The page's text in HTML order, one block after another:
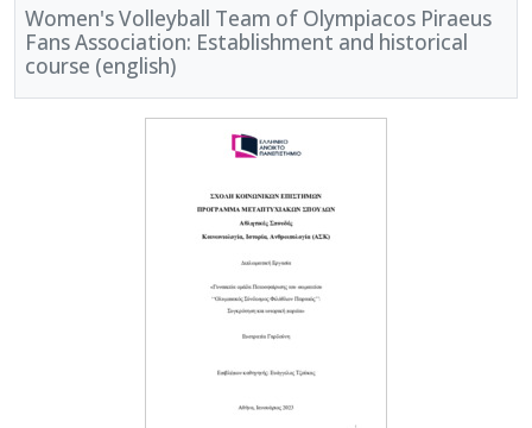
Women's Volleyball Team of Olympiacos Piraeus
Fans Association: Establishment and historical
course (english)